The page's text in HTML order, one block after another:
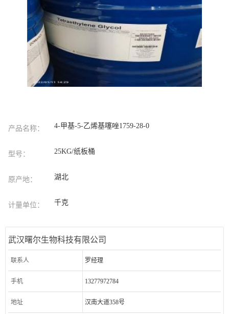
产品名称： 4-甲基-5-乙烯基噻唑1759-28-0
型号： 25KG/纸板桶
原产地： 湖北
计量单位： 千克
武汉曙尔生物科技有限公司
联系人 罗经理
手机 13277972784
地址 汉南大道358号